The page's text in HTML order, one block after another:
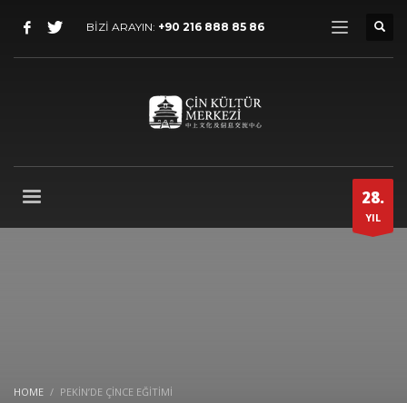
BİZİ ARAYIN: +90 216 888 85 86
28.
YIL
HOME PEKIN’DE ÇINCE EĞITIMI